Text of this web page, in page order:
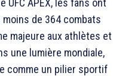
de 364 combats
majeure aux athlètes et
une lumière mondiale,
comme un pilier sportif